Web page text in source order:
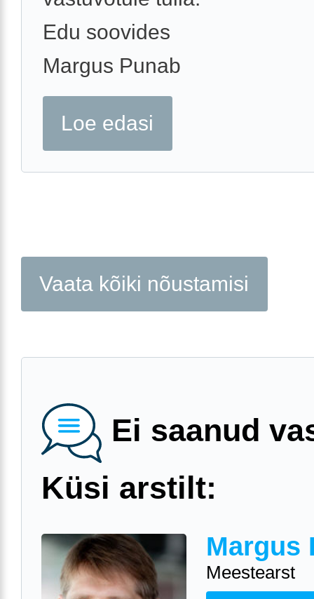
Edu soovides
Margus Punab
Loe edasi
Vaata kõiki nõustamisi
Ei saanud
Küsi arstilt:
Margus
Meestearst